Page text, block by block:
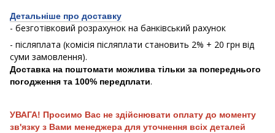
Детальніше про доставку
- безготівковий розрахунок на банківський рахунок
- післяплата (комісія післяплати становить 2% + 20 грн від
суми замовлення).
Доставка на поштомати можлива тільки за попереднього
погодження та 100% передплати.
УВАГА! Просимо Вас не здійснювати оплату до моменту
зв'язку з Вами менеджера для уточнення всіх деталей